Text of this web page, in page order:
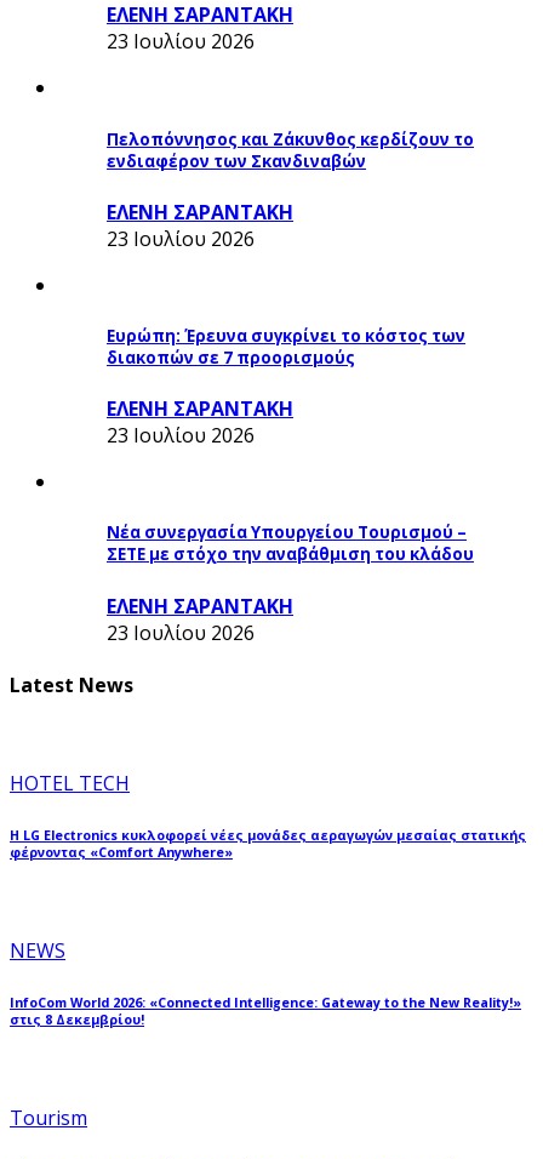
ΕΛΕΝΗ ΣΑΡΑΝΤΑΚΗ
23 Ιουλίου 2026
Πελοπόννησος και Ζάκυνθος κερδίζουν το
ενδιαφέρον των Σκανδιναβών
ΕΛΕΝΗ ΣΑΡΑΝΤΑΚΗ
23 Ιουλίου 2026
Ευρώπη: Έρευνα συγκρίνει το κόστος των
διακοπών σε 7 προορισμούς
ΕΛΕΝΗ ΣΑΡΑΝΤΑΚΗ
23 Ιουλίου 2026
Νέα συνεργασία Υπουργείου Τουρισμού –
ΣΕΤΕ με στόχο την αναβάθμιση του κλάδου
ΕΛΕΝΗ ΣΑΡΑΝΤΑΚΗ
23 Ιουλίου 2026
Latest News
HOTEL TECH
Η LG Electronics κυκλοφορεί νέες μονάδες αεραγωγών μεσαίας στατικής
φέρνοντας «Comfort Anywhere»
NEWS
InfoCom World 2026: «Connected Intelligence: Gateway to the New Reality!»
στις 8 Δεκεμβρίου!
Tourism